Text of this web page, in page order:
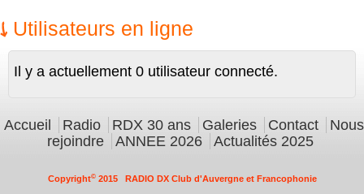
Utilisateurs en ligne
Il y a actuellement 0 utilisateur connecté.
Menu principal
Accueil Radio RDX 30 ans Galeries Contact
Nous
rejoindre
ANNEE 2026 Actualités 2025
Copyright©2015 RADIO DX Club d'Auvergne et Francophonie